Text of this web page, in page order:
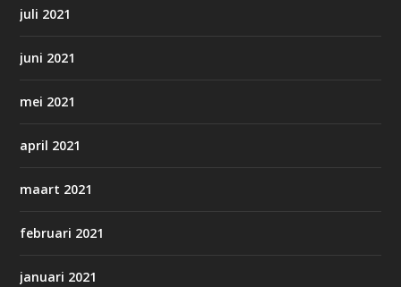
juli 2021
juni 2021
mei 2021
april 2021
maart 2021
februari 2021
januari 2021